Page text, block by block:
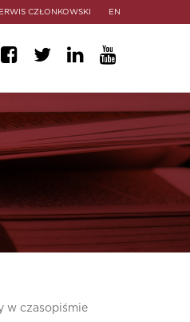
CZŁONKOWSKI EN
w czasopiśmie